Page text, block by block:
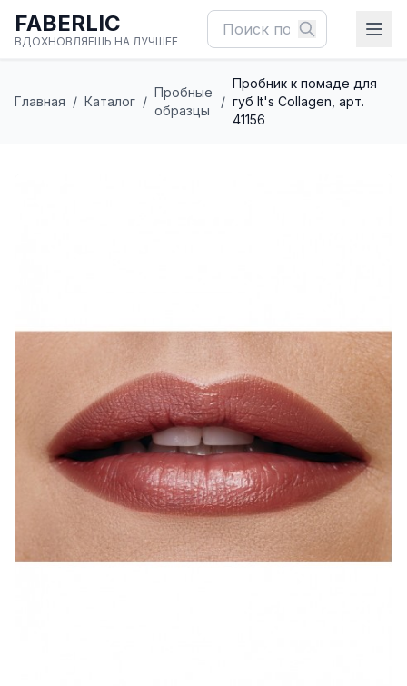
FABERLIC
ВДОХНОВЛЯЕШЬ НА ЛУЧШЕЕ
Главная / Каталог /
Пробные
образцы
/
Пробник к помаде для
губ It's Collagen, арт.
41156